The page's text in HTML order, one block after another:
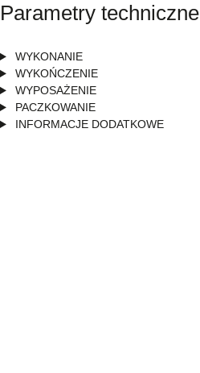
Parametry techniczne
WYKONANIE
WYKOŃCZENIE
WYPOSAŻENIE
PACZKOWANIE
INFORMACJE DODATKOWE